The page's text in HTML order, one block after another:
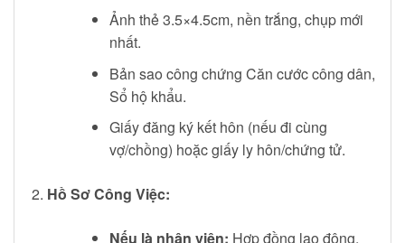
Ảnh thẻ 3.5×4.5cm, nền trắng, chụp mới
nhất.
Bản sao công chứng Căn cước công dân,
Sổ hộ khẩu.
Giấy đăng ký kết hôn (nếu đi cùng
vợ/chồng) hoặc giấy ly hôn/chứng tử.
Hồ Sơ Công Việc:
Nếu là nhân viên: Hợp đồng lao động,